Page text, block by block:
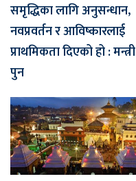
समृद्धिका लागि अनुसन्धान,
नवप्रवर्तन र आविष्कारलाई
प्राथमिकता दिएको हो : मन्त्री
पुन